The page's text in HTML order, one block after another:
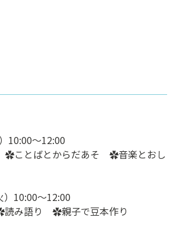
10:00～12:00
とばとからだあそ ✿音楽とおし
10:00～12:00
み語り ✿親子で豆本作り